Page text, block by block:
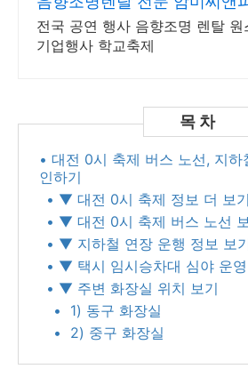
전국 공연 행사 음향조명 렌탈 원
기업행사 학교축제
• 대전 0시 축제 버스 노선, 지
인하기
• ▼ 대전 0시 축제 정보 더 보기
• ▼ 대전 0시 축제 버스 노선
• ▼ 지하철 연장 운행 정보 보
• ▼ 택시 임시승차대 심야 운영
• ▼ 주변 화장실 위치 보기
• 1) 동구 화장실
• 2) 중구 화장실